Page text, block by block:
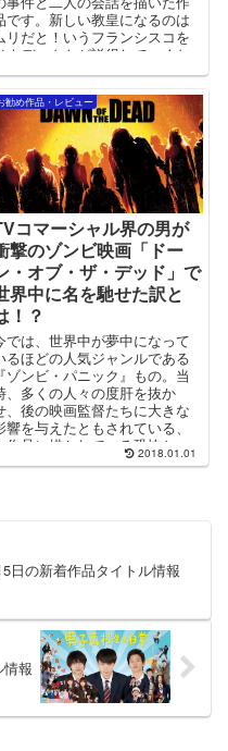
です。新しい教皇になるのは
リだと！いうフランシスコを
ベネディクトが説得していくお
なので、全体的にはポジティ
品です！
勧め作品・レビュー
コマーシャル界の男が
撃のゾンビ映画「ドー
・オブ・ザ・デッド」で
界中に名を馳せた訳と
！？
では、世界中が夢中になって
るほどの人気ジャンルである
『ゾンビ・パニック』もの。当
、多くの人々の度肝を抜か
、後の映画監督たちに大きな
響を与えたともされている、
本作品に描かれている恐怖と
？！
2018.01.01
日の新着作品タイトル情報
報